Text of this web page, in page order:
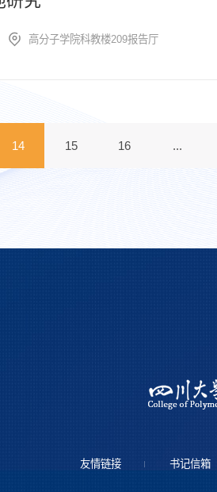
高分子学院科教楼209报告厅
14 15 16 ...
友情链接 书记信箱